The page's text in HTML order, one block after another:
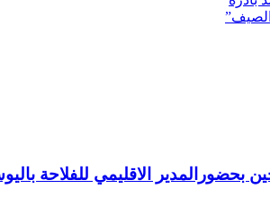
بحضورالمدير الاقليمي للفلاحة